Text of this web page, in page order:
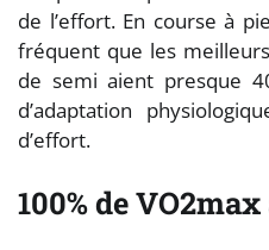
de l’effort. En course à
fréquent que les
de semi aient presque
d’adaptation
d’effort.
100% de